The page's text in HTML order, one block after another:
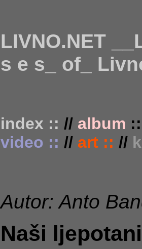
LIVNO.NET
s e s_ of_
index :: // album
video :: // art :: //
Autor: Anto
Naši